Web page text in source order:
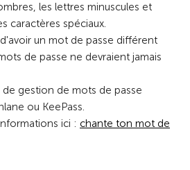
les lettres minuscules et
caractères spéciaux.
un mot de passe différent
de passe ne devraient jamais
gestion de mots de passe
ou KeePass.
ici : chante ton mot de